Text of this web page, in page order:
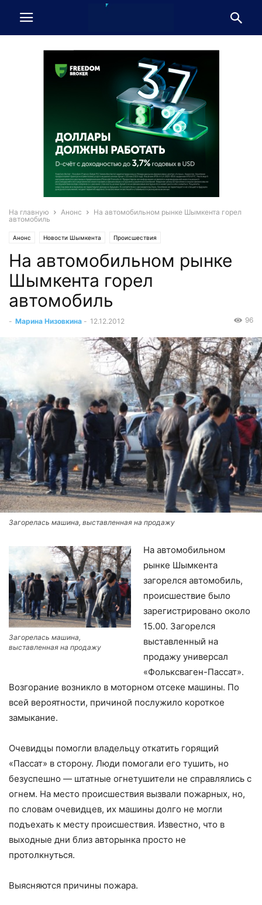
На главную Анонс
На автомобильном рынке Шымкента горел
автомобиль
Анонс Новости Шымкента Происшествия
На автомобильном рынке
Шымкента горел
автомобиль
- Марина Низовкина - 12.12.2012 96
Загорелась машина, выставленная на продажу
Загорелась машина,
выставленная на продажу
На автомобильном
рынке Шымкента
загорелся автомобиль,
происшествие было
зарегистрировано около
15.00. Загорелся
выставленный на
продажу универсал
«Фольксваген-Пассат».
Возгорание возникло в моторном отсеке машины. По
всей вероятности, причиной послужило короткое
замыкание.
Очевидцы помогли владельцу откатить горящий
«Пассат» в сторону. Люди помогали его тушить, но
безуспешно — штатные огнетушители не справлялись с
огнем. На место происшествия вызвали пожарных, но,
по словам очевидцев, их машины долго не могли
подъехать к месту происшествия. Известно, что в
выходные дни близ авторынка просто не
протолкнуться.
Выясняются причины пожара.